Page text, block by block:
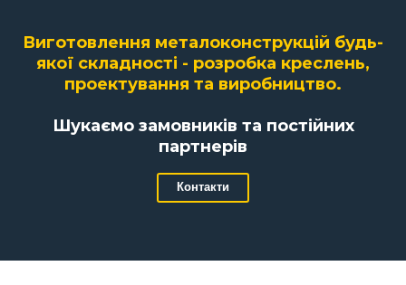
Виготовлення металоконструкцій будь-
якої складності - розробка креслень,
проектування та виробництво.
Шукаємо замовників та постійних
партнерів
Контакти